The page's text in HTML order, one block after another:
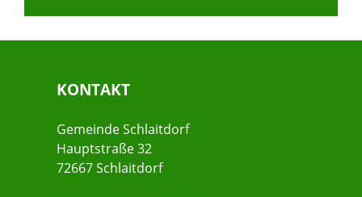
KONTAKT
Gemeinde Schlaitdorf
Hauptstraße 32
72667 Schlaitdorf